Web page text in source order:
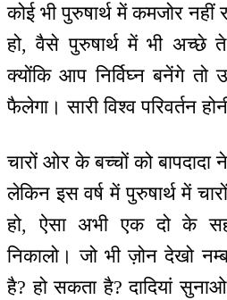
कोई भी पुरुषार्थ में कमजोर
हो, वैसे पुरुषार्थ में भी
क्योंकि आप निर्विघ्न बनेंगे तो
फैलेगा। सारी विश्व परिवर्तन
चारों ओर के बच्चों को बापदादा ने
लेकिन इस वर्ष में पुरुषार्थ में
हो, ऐसा अभी एक दो के
निकालो। जो भी ज़ोन देखो
है? हो सकता है? दादियां